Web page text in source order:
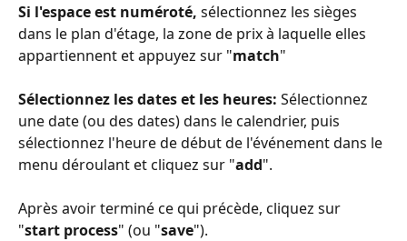
Si l'espace est numéroté, sélectionnez les sièges
dans le plan d'étage, la zone de prix à laquelle elles
appartiennent et appuyez sur "match"
Sélectionnez les dates et les heures: Sélectionnez
une date (ou des dates) dans le calendrier, puis
sélectionnez l'heure de début de l'événement dans le
menu déroulant et cliquez sur "add".
Après avoir terminé ce qui précède, cliquez sur
"start process" (ou "save").